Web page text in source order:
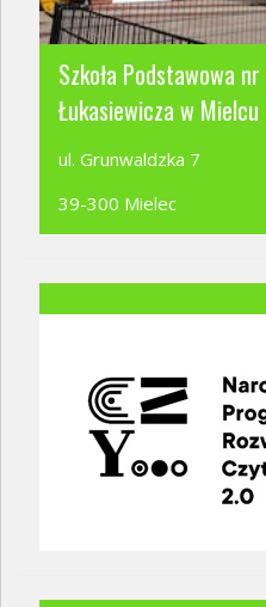
Szkoła Podstawowa
Łukasiewicza w Mielcu
ul. Grunwaldzka 7
39-300 Mielec